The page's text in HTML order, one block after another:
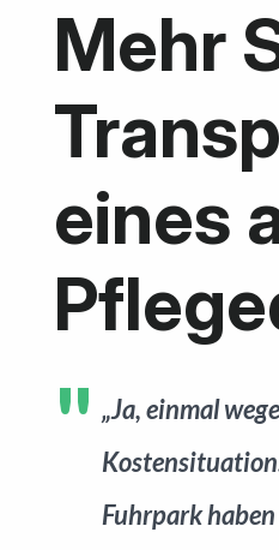
Mehr
eines
„Ja, einmal
Fuhrpark
Ressourcen
Jetzt anfragen